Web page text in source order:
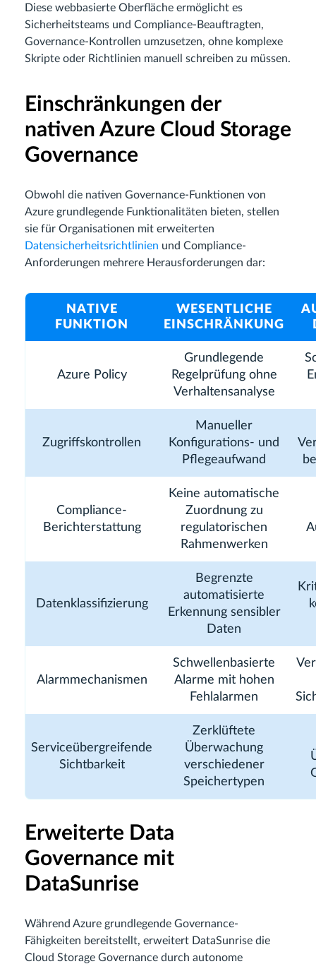
Diese webbasierte Oberfläche ermöglicht es
Sicherheitsteams und Compliance-Beauftragten,
Governance-Kontrollen umzusetzen, ohne komplexe
Skripte oder Richtlinien manuell schreiben zu müssen.
Einschränkungen der
nativen Azure Cloud Storage
Governance
Obwohl die nativen Governance-Funktionen von
Azure grundlegende Funktionalitäten bieten, stellen
sie für Organisationen mit erweiterten
Datensicherheitsrichtlinien und Compliance-
Anforderungen mehrere Herausforderungen dar:
NATIVE
FUNKTION
WESENTLICHE
EINSCHRÄNKUNG
Azure Policy
Grundlegende
Regelprüfung ohne
Verhaltensanalyse
Zugriffskontrollen
Manueller
Konfigurations- und
Pflegeaufwand
Compliance-
Berichterstattung
Keine automatische
Zuordnung zu
regulatorischen
Rahmenwerken
Datenklassifizierung
Begrenzte
automatisierte
Erkennung sensibler
Daten
Alarmmechanismen
Schwellenbasierte
Alarme mit hohen
Fehlalarmen
Serviceübergreifende
Sichtbarkeit
Zerklüftete
Überwachung
verschiedener
Speichertypen
Erweiterte Data
Governance mit
DataSunrise
Während Azure grundlegende Governance-
Fähigkeiten bereitstellt, erweitert DataSunrise die
Cloud Storage Governance durch autonome